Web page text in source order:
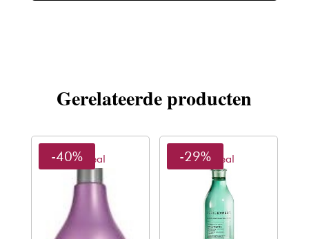
Gerelateerde producten
L'oreal
-40% L'oreal
-29%